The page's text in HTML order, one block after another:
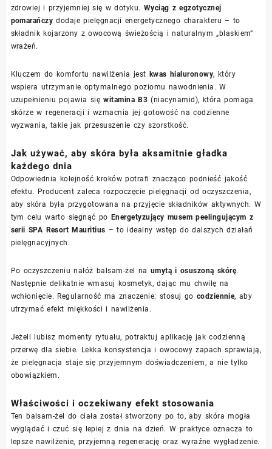
zdrowiej i przyjemniej się w dotyku. Wyciąg z egzotycznej
pomarańczy dodaje pielęgnacji energetycznego charakteru – to
składnik kojarzony z owocową świeżością i naturalnym „blaskiem”
wrażeń.
Kluczem do komfortu nawilżenia jest kwas hialuronowy, który
wspiera utrzymanie optymalnego poziomu nawodnienia. W
uzupełnieniu pojawia sięwitamina B3 (niacynamid), która pomaga
skórze w regeneracji i wzmacnia jej gotowość na codzienne
wyzwania, takie jak przesuszenie czy szorstkość.
Jak używać, aby skóra była aksamitnie gładka
każdego dnia
Odpowiednia kolejność kroków potrafi znacząco podnieść jakość
efektu. Producent zaleca rozpoczęcie pielęgnacji od oczyszczenia,
aby skóra była przygotowana na przyjęcie składników aktywnych. W
tym celu warto sięgnąć po Energetyzujący musem peelingującym z
serii SPA Resort Mauritius – to idealny wstęp do dalszych działań
pielęgnacyjnych.
Po oczyszczeniu nałóż balsam-żel na umytą i osuszoną skórę.
Następnie delikatnie wmasuj kosmetyk, dając mu chwilę na
wchłonięcie. Regularność ma znaczenie: stosuj go codziennie, aby
utrzymać efekt miękkości i nawilżenia.
Jeżeli lubisz momenty rytuału, potraktuj aplikację jak codzienną
przerwę dla siebie. Lekka konsystencja i owocowy zapach sprawiają,
że pielęgnacja staje się przyjemnym doświadczeniem, a nie tylko
obowiązkiem.
Właściwości i oczekiwany efekt stosowania
Ten balsam-żel do ciała został stworzony po to, aby skóra mogła
wyglądać i czuć się lepiej z dnia na dzień. W praktyce oznacza to
lepsze nawilżenie, przyjemną regenerację oraz wyraźne wygładzenie.